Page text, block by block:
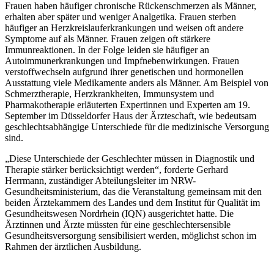
Frauen haben häufiger chronische Rückenschmerzen als Männer,
erhalten aber später und weniger Analgetika. Frauen sterben
häufiger an Herzkreislauferkrankungen und weisen oft andere
Symptome auf als Männer. Frauen zeigen oft stärkere
Immunreaktionen. In der Folge leiden sie häufiger an
Autoimmunerkrankungen und Impfnebenwirkungen. Frauen
verstoffwechseln aufgrund ihrer genetischen und hormonellen
Ausstattung viele Medikamente anders als Männer. Am Beispiel von
Schmerztherapie, Herzkrankheiten, Immunsystem und
Pharmakotherapie erläuterten Expertinnen und Experten am 19.
September im Düsseldorfer Haus der Ärzteschaft, wie bedeutsam
geschlechtsabhängige Unterschiede für die medizinische Versorgung
sind.
„Diese Unterschiede der Geschlechter müssen in Diagnostik und
Therapie stärker berücksichtigt werden“, forderte Gerhard
Herrmann, zuständiger Abteilungsleiter im NRW-
Gesundheitsministerium, das die Veranstaltung gemeinsam mit den
beiden Ärztekammern des Landes und dem Institut für Qualität im
Gesundheitswesen Nordrhein (IQN) ausgerichtet hatte. Die
Ärztinnen und Ärzte müssten für eine geschlechtersensible
Gesundheitsversorgung sensibilisiert werden, möglichst schon im
Rahmen der ärztlichen Ausbildung.